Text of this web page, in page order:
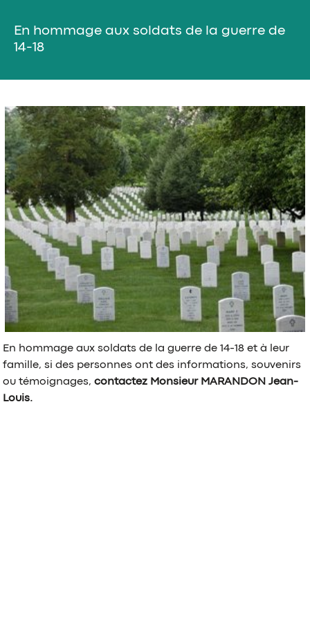
En hommage aux soldats de la guerre de
14-18
En hommage aux soldats de la guerre de 14-18 et à leur
famille, si des personnes ont des informations, souvenirs
ou témoignages,contactez Monsieur MARANDON Jean-
Louis.